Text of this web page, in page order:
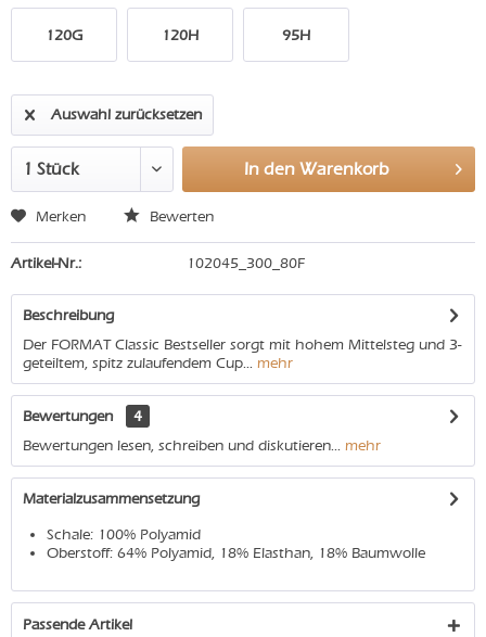
120G 120H 95H
Auswahl zurücksetzen
In den Warenkorb
Merken Bewerten
Artikel-Nr.: 102045_300_80F
Beschreibung
Der FORMAT Classic Bestseller sorgt mit hohem Mittelsteg und 3-
geteiltem, spitz zulaufendem Cup... mehr
Bewertungen
4
Bewertungen lesen, schreiben und diskutieren... mehr
Materialzusammensetzung
Schale: 100% Polyamid
Oberstoff: 64% Polyamid, 18% Elasthan, 18% Baumwolle
Passende Artikel